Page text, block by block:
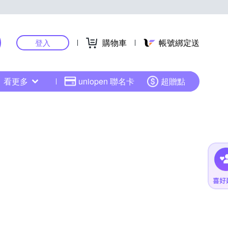
登入 購物車 帳號綁定送
看更多 uniopen 聯名卡 超贈點